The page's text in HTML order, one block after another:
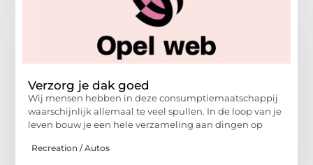
Verzorg je dak goed
Wij mensen hebben in deze consumptiemaatschappij
waarschijnlijk allemaal te veel spullen. In de loop van je
leven bouw je een hele verzameling aan dingen op
Recreation / Autos